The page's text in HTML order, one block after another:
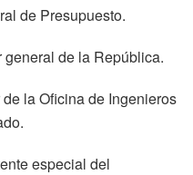
de Presupuesto.
de la República.
la Oficina de Ingenieros
especial del